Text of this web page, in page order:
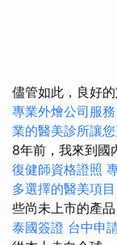
儘管如此，良好
專業外燴公司服務
業的醫美診所讓
8年前，我來到國
復健師資格證照
多選擇的醫美項目
些尚未上市的產
泰國簽證 台中申